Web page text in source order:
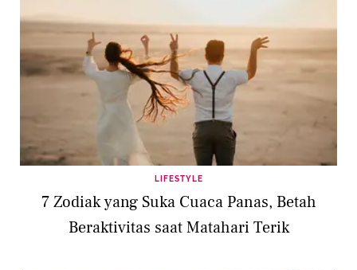
LIFESTYLE
7 Zodiak yang Suka Cuaca Panas, Betah
Beraktivitas saat Matahari Terik